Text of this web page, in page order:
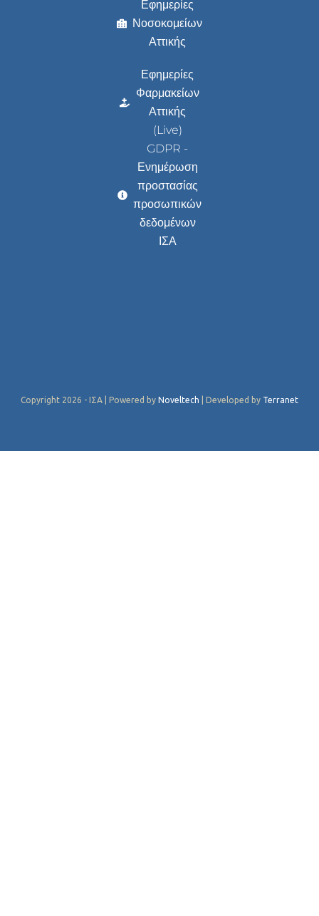
Εφημερίες
Νοσοκομείων
Αττικής
Εφημερίες
Φαρμακείων
Αττικής
(Live)
GDPR -
Ενημέρωση
προστασίας
προσωπικών
δεδομένων
ΙΣΑ
Copyright 2026 - ΙΣΑ | Powered by Noveltech | Developed by Terranet